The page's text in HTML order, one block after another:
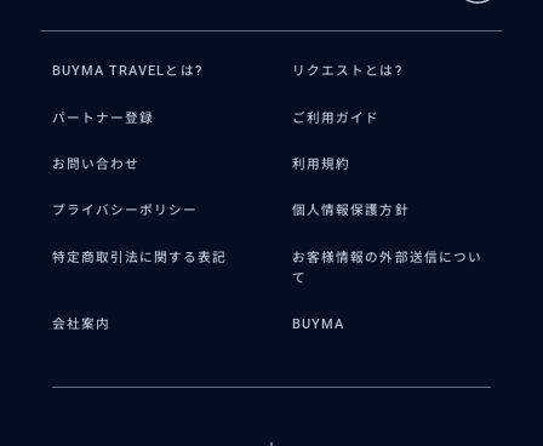
BUYMA TRAVELとは? リクエストとは?
パートナー登録 ご利用ガイド
お問い合わせ 利用規約
プライバシーポリシー 個人情報保護方針
特定商取引法に関する表記
お客様情報の外部送信につい
て
会社案内 BUYMA